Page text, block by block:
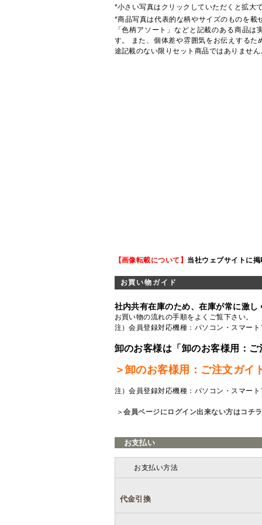
*小さい写真はクリックしていただくと拡大
*商品写真は代表的な柄やサイズのものを
「色柄アソート」などと記載のある商品
す。 また、個体差や雰囲気をお伝えする
途記載のない限りセット商品ではありません
【画像転載について】 当社ウェブサイトに
お買い物ガイド
社内共有在庫のため、在庫が常に激
お買い物の流れの手順をよくご覧下さい。
注）会員登録対応機種：パソコン・スマー
卸のお客様は「卸のお客様用：
＞卸のお客様用：ご注文ガイ
注）会員登録対応機種：パソコン・スマー
＞会員ページにログイン出来ない方はコチラ
お支払い
お支払い方法
代金引換